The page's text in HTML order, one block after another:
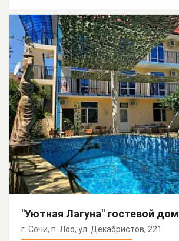
"Уютная Лагуна" гостевой дом
г. Сочи, п. Лоо, ул. Декабристов, 221